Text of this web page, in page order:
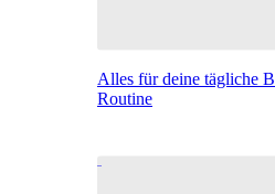
Alles für deine tägliche
Routine